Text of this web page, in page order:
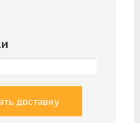
доставку